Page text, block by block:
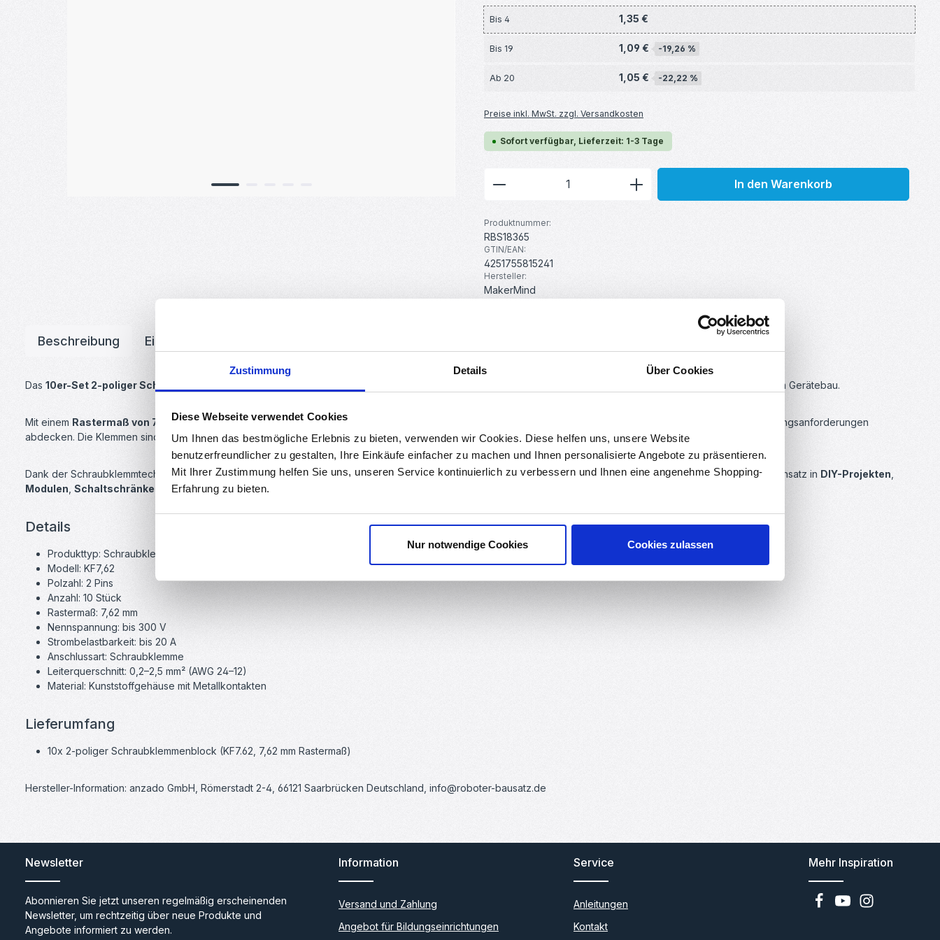
Zustimmung Details Über Cookies
Diese Webseite verwendet Cookies
Um Ihnen das bestmögliche Erlebnis zu bieten, verwenden wir Cookies. Diese helfen uns, unsere Website
benutzerfreundlicher zu gestalten, Ihre Einkäufe einfacher zu machen und Ihnen personalisierte Angebote zu präsentieren.
Mit Ihrer Zustimmung helfen Sie uns, unseren Service kontinuierlich zu verbessern und Ihnen eine angenehme Shopping-
Erfahrung zu bieten.
Nur notwendige Cookies Cookies zulassen
Bis 4 1,35 €
Bis 19 1,09 € -19,26 %
Ab 20 1,05 € -22,22 %
Preise inkl. MwSt. zzgl. Versandkosten
Sofort verfügbar, Lieferzeit: 1-3 Tage
Produkt Anzahl: Gib den gewünschten Wert ein oder
In den Warenkorb
Produktnummer:
RBS18365
GTIN/EAN:
4251755815241
Hersteller:
MakerMind
Beschreibung Eigenschaften
Das 10er-Set 2-poliger Schraubklemmenblöcke vom Typ KF7,62 ist ideal für saubere und sichere Verdrahtungen in der Elektronik, Steuerungstechnik oder beim Gerätebau.
Mit einem Rastermaß von 7,62 mmund einem großzügigen Anschlussbereich für
lassen sich verschiedenste Verdrahtungsanforderungen
abdecken. Die Klemmen sind für bis zu300V / 20Aausgelegt und ermöglichen eine stabile, langlebige Verbindung.
Dank der Schraubklemmtechnik ist keine Spezialausrüstung erforderlich – Litzen und Massivleiter können direkt angeschlossen werden. Perfekt geeignet für den Einsatz in DIY-Projekten
Modulen Schaltschränken oderindustriellen Anwendungen
Details
Produkttyp: Schraubklemmenblock
Modell: KF7,62
Polzahl: 2 Pins
Anzahl: 10 Stück
Rastermaß: 7,62 mm
Nennspannung: bis 300 V
Strombelastbarkeit: bis 20 A
Anschlussart: Schraubklemme
Leiterquerschnitt: 0,2–2,5 mm² (AWG 24–12)
Material: Kunststoffgehäuse mit Metallkontakten
Lieferumfang
10x 2-poliger Schraubklemmenblock (KF7.62, 7,62 mm Rastermaß)
Hersteller-Information: anzado GmbH, Römerstadt 2-4, 66121 Saarbrücken Deutschland, info@roboter-bausatz.de
Newsletter
Abonnieren Sie jetzt unseren regelmäßig erscheinenden
Newsletter, um rechtzeitig über neue Produkte und
Angebote informiert zu werden.
Information
Versand und Zahlung
Angebot für Bildungseinrichtungen
Service
Anleitungen
Kontakt
Mehr Inspiration